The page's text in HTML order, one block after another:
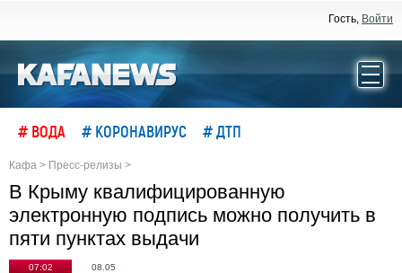
Гость, Войти
# ВОДА # КОРОНАВИРУС # ДТП
Кафа > Пресс-релизы >
В Крыму квалифицированную
электронную подпись можно получить в
пяти пунктах выдачи
07:02 08.05